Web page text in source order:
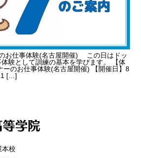
お仕事体験(名古屋開催) この日はドッ
験として訓練の基本を学びます。 【体
ーのお仕事体験(名古屋開催) 【開催日】8
1 […]
校